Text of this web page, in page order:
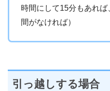
時間にして15分もあれ
間がなければ）
引っ越しする場合